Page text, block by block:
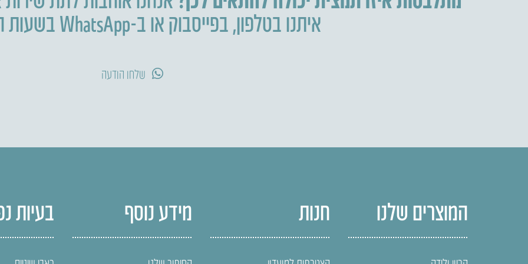
איתנו בטלפון,בפייסבוק או ב-WhatsApp בשעות הפעילות.
שלחו הודעה
המוצרים שלנו חנות מידע נוסף בעיות